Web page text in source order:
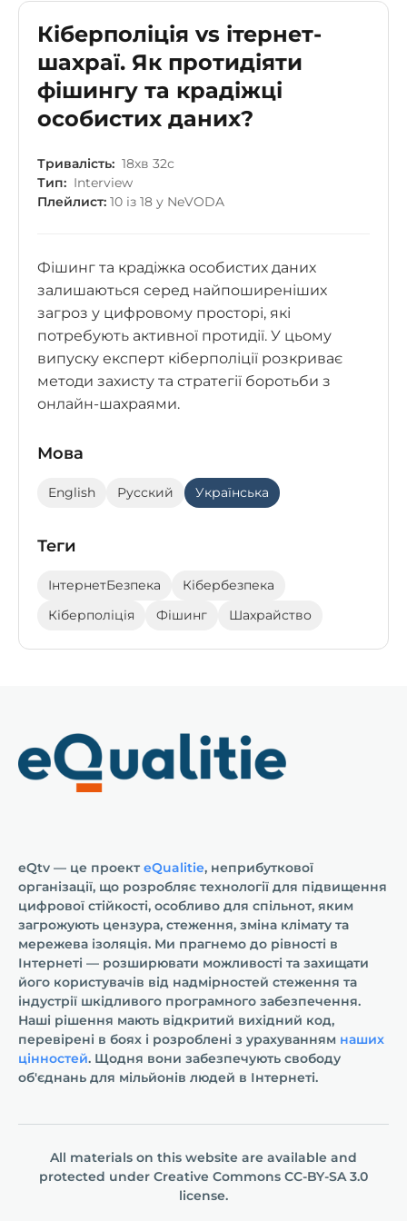
Кіберполіція vs ітернет-
шахраї. Як протидіяти
фішингу та крадіжці
особистих даних?
Тривалість: 18хв 32с
Тип: Interview
Плейлист: 10 із 18 у NeVODA
Фішинг та крадіжка особистих даних
залишаються серед найпоширеніших
загроз у цифровому просторі, які
потребують активної протидії. У цьому
випуску експерт кіберполіції розкриває
методи захисту та стратегії боротьби з
онлайн-шахраями.
Мова
English Русский Українська
Теги
ІнтернетБезпека
Кібербезпека
Кіберполіція
Фішинг Шахрайство
eQtv — це проект eQualitie, неприбуткової
організації, що розробляє технології для підвищення
цифрової стійкості, особливо для спільнот, яким
загрожують цензура, стеження, зміна клімату та
мережева ізоляція. Ми прагнемо до рівності в
Інтернеті — розширювати можливості та захищати
його користувачів від надмірностей стеження та
індустрії шкідливого програмного забезпечення.
Наші рішення мають відкритий вихідний код,
перевірені в боях і розроблені з урахуванням наших
цінностей. Щодня вони забезпечують свободу
об'єднань для мільйонів людей в Інтернеті.
All materials on this website are available and
protected under Creative Commons СС-BY-SA 3.0
license.